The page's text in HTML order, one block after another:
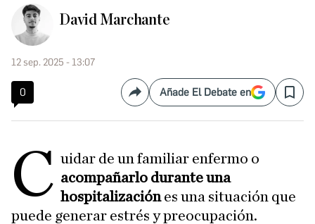
David Marchante
12 sep. 2025 - 13:07
0 CompartirAñade El Debate en Save
C uidar de un familiar enfermo o
acompañarlo durante una
hospitalizaciónes una situación que
puede generar estrés y preocupación.